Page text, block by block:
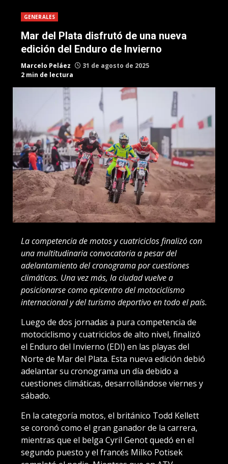
GENERALES
Mar del Plata disfrutó de una nueva
edición del Enduro de Invierno
Marcelo Peláez
31 de agosto de 2025
2 min de lectura
La competencia de motos y cuatriciclos finalizó con
una multitudinaria convocatoria a pesar del
adelantamiento del cronograma por cuestiones
climáticas. Una vez más, la ciudad vuelve a
posicionarse como epicentro del motociclismo
internacional y del turismo deportivo en todo el país.
Luego de dos jornadas a pura competencia de
motociclismo y cuatriciclos de alto nivel, finalizó
el Enduro del Invierno (EDI) en las playas del
Norte de Mar del Plata. Esta nueva edición debió
adelantar su cronograma un día debido a
cuestiones climáticas, desarrollándose viernes y
sábado.
En la categoría motos, el británico Todd Kellett
se coronó como el gran ganador de la carrera,
mientras que el belga Cyril Genot quedó en el
segundo puesto y el francés Milko Potisek